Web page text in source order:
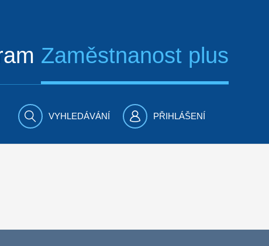
Zaměstnanost plus
VYHLEDÁVÁNÍ PŘIHLÁŠENÍ